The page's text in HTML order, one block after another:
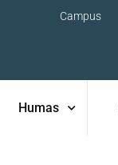
Campus
Humas